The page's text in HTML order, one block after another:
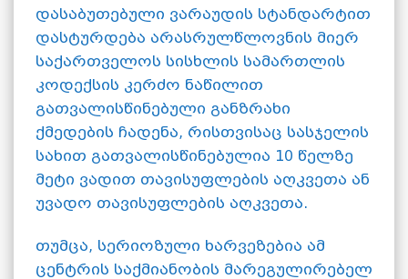
დასაბუთებული ვარაუდის სტანდარტით
დასტურდება არასრულწლოვნის მიერ
საქართველოს სისხლის სამართლის
კოდექსის კერძო ნაწილით
გათვალისწინებული განზრახი
ქმედების ჩადენა, რისთვისაც სასჯელის
სახით გათვალისწინებულია 10 წელზე
მეტი ვადით თავისუფლების აღკვეთა ან
უვადო თავისუფლების აღკვეთა.
თუმცა, სერიოზული ხარვეზებია ამ
ცენტრის საქმიანობის მარეგულირებელ